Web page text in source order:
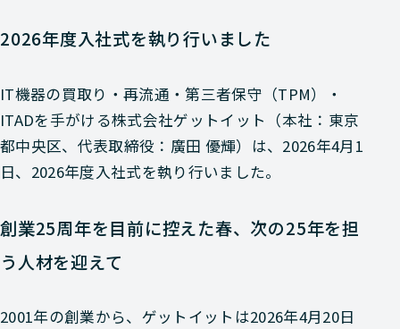
2026年度入社式を執り行いました
IT機器の買取り・再流通・第三者保守（TPM）・
ITADを手がける株式会社ゲットイット（本社：東京
都中央区、代表取締役：廣田 優輝）は、2026年4月1
日、2026年度入社式を執り行いました。
創業25周年を目前に控えた春、次の25年を担
う人材を迎えて
2001年の創業から、ゲットイットは2026年4月20日